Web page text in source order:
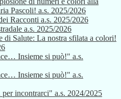
Pascoli! a.s. 2025/2026
Racconti a.s. 2025/2026
a.s. 2025/2026
di Salute: La nostra sfilata a colori!
Insieme si può!" a.s.
Insieme si può!" a.s.
per incontrarci" a.s. 2024/2025